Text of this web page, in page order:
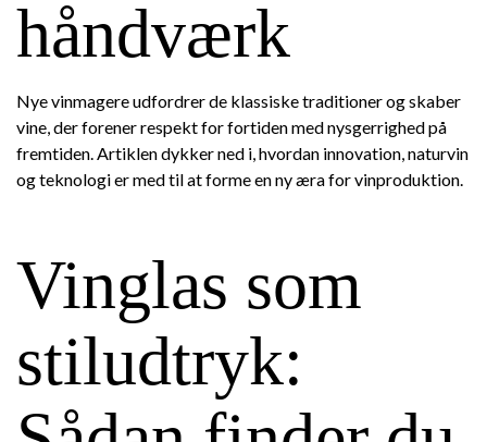
håndværk
Nye vinmagere udfordrer de klassiske traditioner og skaber
vine, der forener respekt for fortiden med nysgerrighed på
fremtiden. Artiklen dykker ned i, hvordan innovation, naturvin
og teknologi er med til at forme en ny æra for vinproduktion.
Vinglas som
stiludtryk: